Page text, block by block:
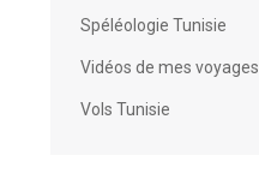
Spéléologie Tunisie
Vidéos de mes voyages
Vols Tunisie